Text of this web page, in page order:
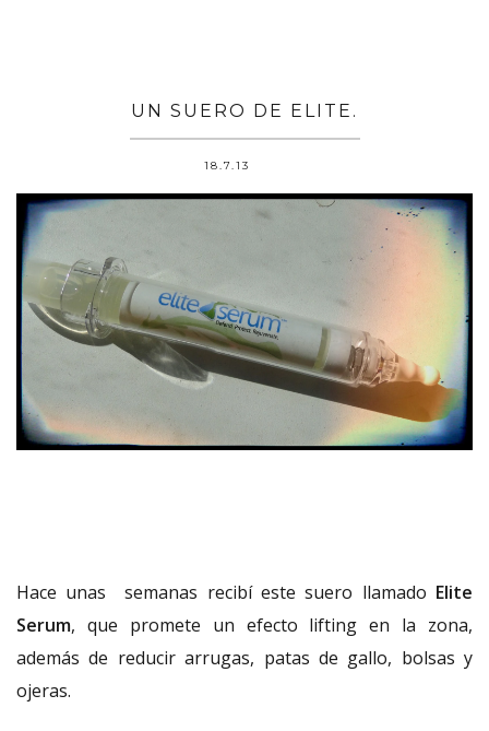
UN SUERO DE ELITE.
18.7.13
Hace unas semanas recibí este suero llamado Elite
Serum, que promete un efecto lifting en la zona,
además de reducir arrugas, patas de gallo, bolsas y
ojeras.